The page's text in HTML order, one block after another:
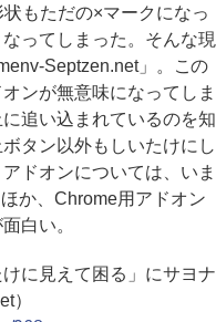
もただの×マークになっ
ってしまった。そんな現
Septzen.net」。この
ンが無意味になってしま
追い込まれているのを知
タン以外もしいたけにし
ドオンについては、いま
か、Chrome用アドオン
白い。
に見えて困る」にサヨナ
）